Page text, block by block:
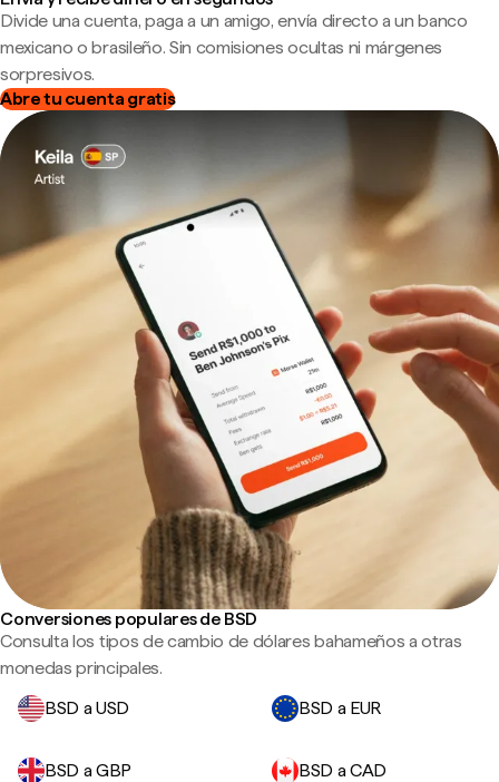
Divide una cuenta, paga a un amigo, envía directo a un banco
mexicano o brasileño. Sin comisiones ocultas ni márgenes
sorpresivos.
Abre tu cuenta gratis
Conversiones populares de BSD
Consulta los tipos de cambio de dólares bahameños a otras
monedas principales.
BSD a USD
BSD a EUR
BSD a GBP BSD a CAD